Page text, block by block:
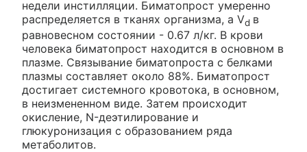
недели инстилляции. Биматопрост умеренно
распределяется в тканях организма, а Vd в
равновесном состоянии - 0.67 л/кг. В крови
человека биматопрост находится в основном в
плазме. Связывание биматопроста с белками
плазмы составляет около 88%. Биматопрост
достигает системного кровотока, в основном,
в неизмененном виде. Затем происходит
окисление, N-деэтилирование и
глюкуронизация с образованием ряда
метаболитов.